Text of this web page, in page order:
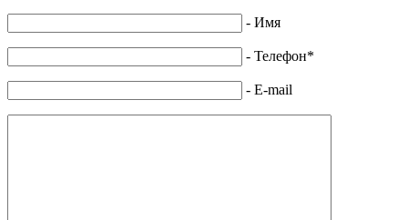
- Имя
- Телефон*
- E-mail